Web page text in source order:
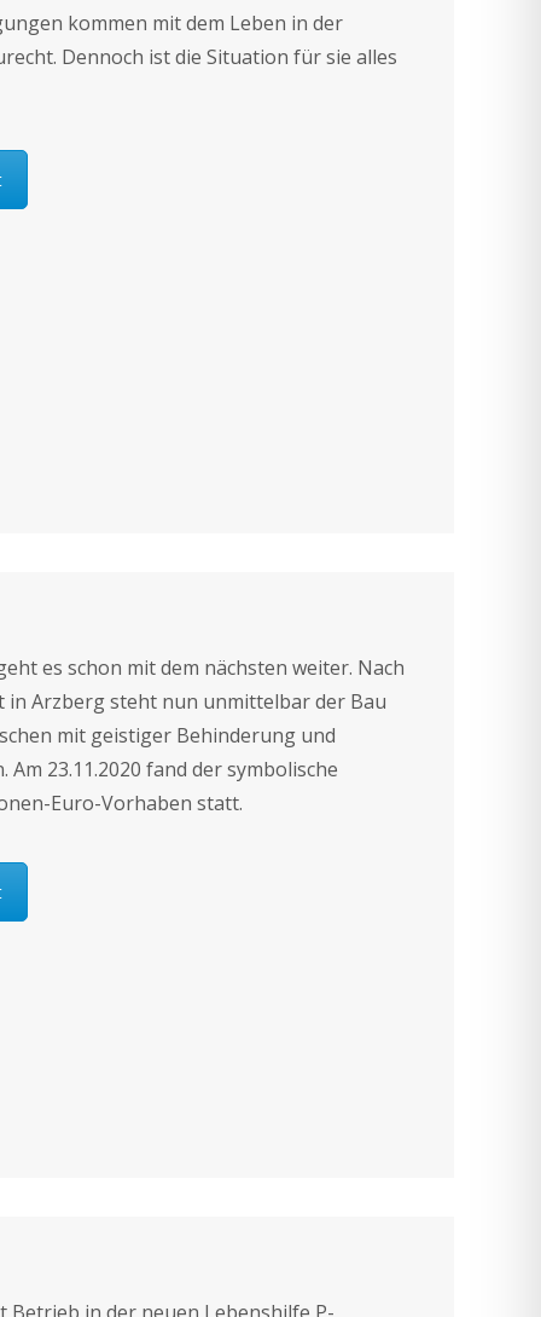
kommen mit dem Leben in der
Dennoch ist die Situation für sie alles
es schon mit dem nächsten weiter. Nach
Arzberg steht nun unmittelbar der Bau
mit geistiger Behinderung und
23.11.2020 fand der symbolische
Euro-Vorhaben statt.
Betrieb in der neuen Lebenshilfe P-